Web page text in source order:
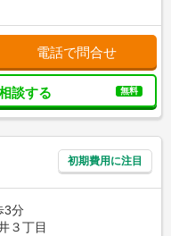
電話で問合せ
談する 無料
初期費用に注目
3分
３丁目